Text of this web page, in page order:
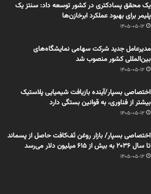
یک محقق پسادکتری در کشور توسعه داد: سنتز یک
پلیمر برای بهبود عملکرد ابرخازن‌ها
1405-05-12
مدیرعامل جدید شرکت سهامی نمایشگاه‌های
بین‌المللی کشور منصوب شد
1405-05-12
اختصاصی بسپار/آینده بازیافت شیمیایی پلاستیک
بیشتر از فناوری، به قوانین بستگی دارد
1405-05-12
اختصاصی بسپار/ بازار روغن تَف‌کافت حاصل از پسماند
تا سال ۲۰۳۶ به بیش از ۶۱۵ میلیون دلار می‌رسد
1405-05-12